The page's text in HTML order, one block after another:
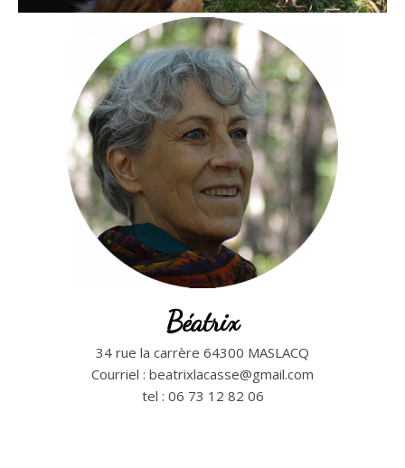
Béatrix
34 rue la carrère 64300 MASLACQ
Courriel : beatrixlacasse@gmail.com
tel : 06 73 12 82 06